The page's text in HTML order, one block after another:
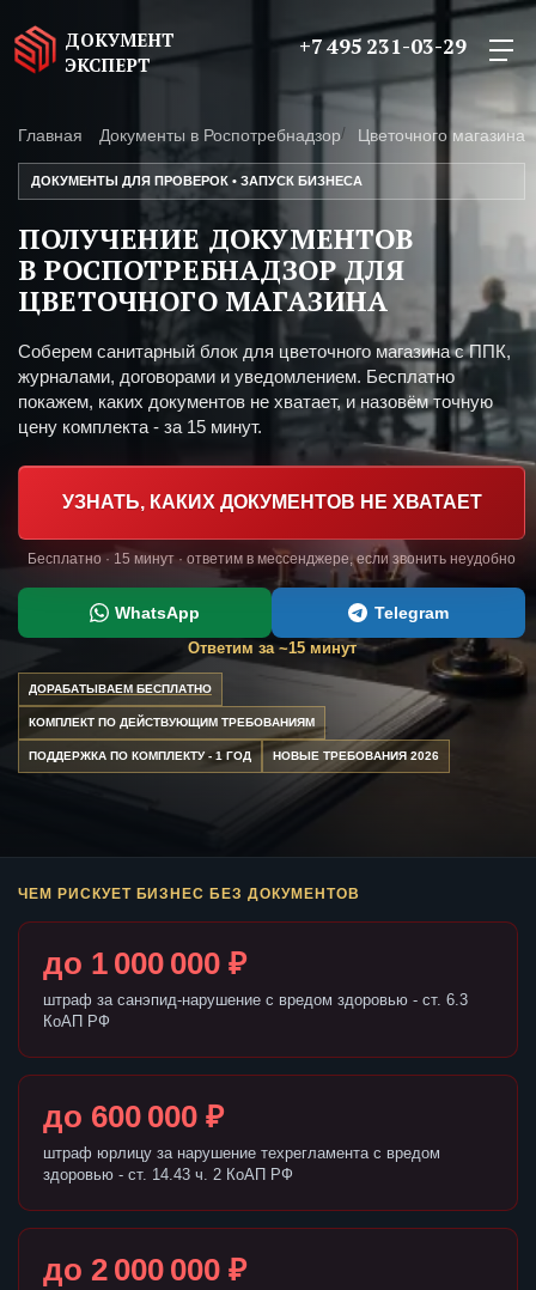
ДОКУМЕНТ
ЭКСПЕРТ
+7 495 231-03-29
Главная Документы в Роспотребнадзор Цветочного магазина
ДОКУМЕНТЫ ДЛЯ ПРОВЕРОК • ЗАПУСК БИЗНЕСА
ПОЛУЧЕНИЕ ДОКУМЕНТОВ
В РОСПОТРЕБНАДЗОР ДЛЯ
ЦВЕТОЧНОГО МАГАЗИНА
Соберем санитарный блок для цветочного магазина с ППК,
журналами, договорами и уведомлением. Бесплатно
покажем, каких документов не хватает, и назовём точную
цену комплекта - за 15 минут.
УЗНАТЬ, КАКИХ ДОКУМЕНТОВ НЕ ХВАТАЕТ
Бесплатно · 15 минут · ответим в мессенджере, если звонить неудобно
WhatsApp Telegram
Ответим за ~15 минут
ДОРАБАТЫВАЕМ БЕСПЛАТНО
КОМПЛЕКТ ПО ДЕЙСТВУЮЩИМ ТРЕБОВАНИЯМ
ПОДДЕРЖКА ПО КОМПЛЕКТУ - 1 ГОД НОВЫЕ ТРЕБОВАНИЯ 2026
ЧЕМ РИСКУЕТ БИЗНЕС БЕЗ ДОКУМЕНТОВ
до 1 000 000 ₽
штраф за санэпид-нарушение с вредом здоровью - ст. 6.3
КоАП РФ
до 600 000 ₽
штраф юрлицу за нарушение техрегламента с вредом
здоровью - ст. 14.43 ч. 2 КоАП РФ
до 2 000 000 ₽